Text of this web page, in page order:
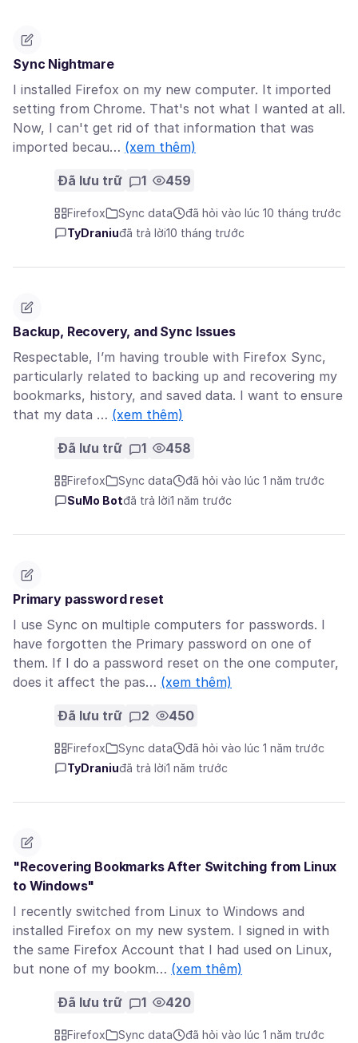
Sync Nightmare
I installed Firefox on my new computer. It imported
setting from Chrome. That's not what I wanted at all.
Now, I can't get rid of that information that was
imported becau… (xem thêm)
Đã lưu trữ 1 459
Firefox Sync data
đã hỏi vào lúc 10 tháng trước
TyDraniuđã trả lời10 tháng trước
Backup, Recovery, and Sync Issues
Respectable, I’m having trouble with Firefox Sync,
particularly related to backing up and recovering my
bookmarks, history, and saved data. I want to ensure
that my data … (xem thêm)
Đã lưu trữ 1 458
Firefox Sync data
đã hỏi vào lúc 1 năm trước
SuMo Botđã trả lời1 năm trước
Primary password reset
I use Sync on multiple computers for passwords. I
have forgotten the Primary password on one of
them. If I do a password reset on the one computer,
does it affect the pas… (xem thêm)
Đã lưu trữ 2 450
Firefox Sync data
đã hỏi vào lúc 1 năm trước
TyDraniuđã trả lời1 năm trước
"Recovering Bookmarks After Switching from Linux
to Windows"
I recently switched from Linux to Windows and
installed Firefox on my new system. I signed in with
the same Firefox Account that I had used on Linux,
but none of my bookm… (xem thêm)
Đã lưu trữ 1 420
Firefox Sync data
đã hỏi vào lúc 1 năm trước